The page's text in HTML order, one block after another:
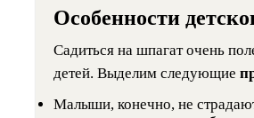
Особенности
Садиться на шпагат очень
детей. Выделим следующие
Малыши, конечно, не